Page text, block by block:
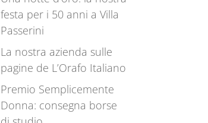
festa per i 50 anni a Villa
Passerini
La nostra azienda sulle
pagine de L’Orafo Italiano
Premio Semplicemente
Donna: consegna borse